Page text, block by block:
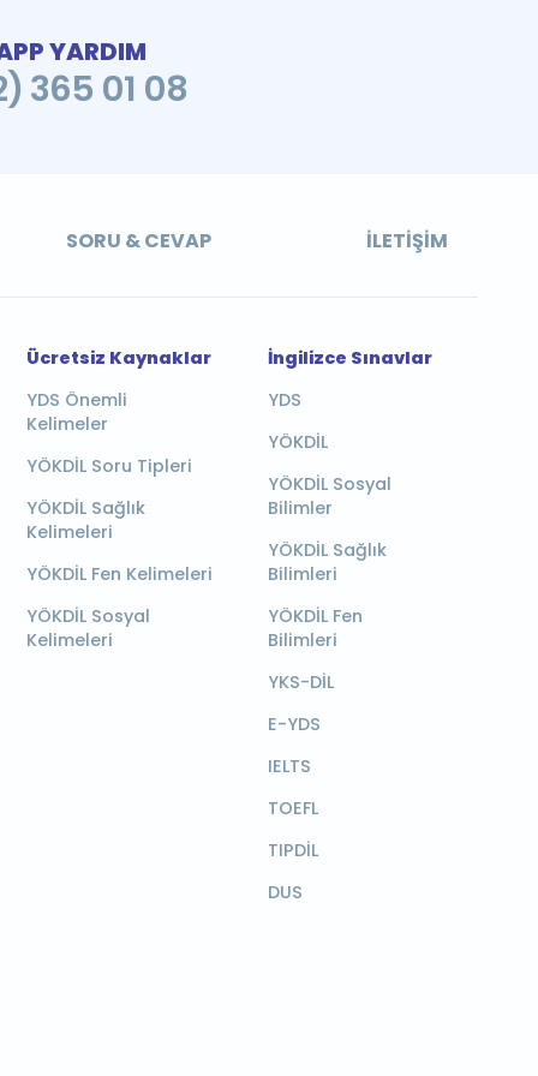
YARDIM
365 01 08
SORU & CEVAP İLETIŞIM
Ücretsiz Kaynaklar
YDS Önemli
Kelimeler
YÖKDİL Soru Tipleri
YÖKDİL Sağlık
Kelimeleri
YÖKDİL Fen Kelimeleri
YÖKDİL Sosyal
Kelimeleri
İngilizce Sınavlar
YDS
YÖKDİL
YÖKDİL Sosyal
Bilimler
YÖKDİL Sağlık
Bilimleri
YÖKDİL Fen
Bilimleri
YKS-DİL
E-YDS
IELTS
TOEFL
TIPDİL
DUS